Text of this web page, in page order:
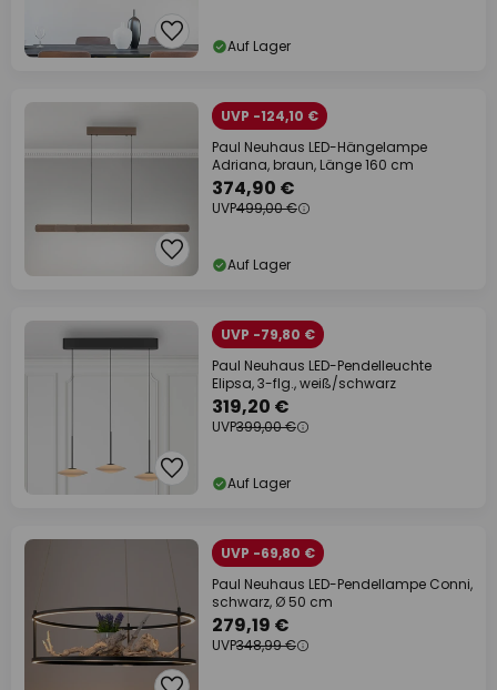
Auf Lager
UVP -124,10 €
Paul Neuhaus LED-Hängelampe
Adriana, braun, Länge 160 cm
374,90 €
UVP499,00 €
Auf Lager
UVP -79,80 €
Paul Neuhaus LED-Pendelleuchte
Elipsa, 3-flg., weiß/schwarz
319,20 €
UVP399,00 €
Auf Lager
UVP -69,80 €
Paul Neuhaus LED-Pendellampe Conni,
schwarz, Ø 50 cm
279,19 €
UVP348,99 €